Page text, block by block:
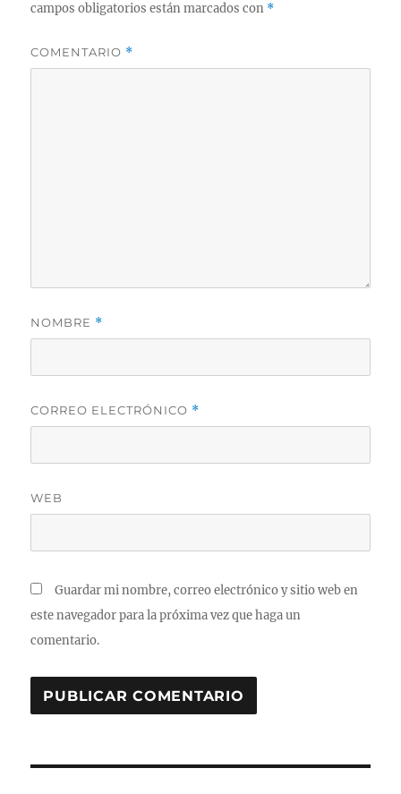
campos obligatorios están marcados con *
COMENTARIO *
NOMBRE *
CORREO ELECTRÓNICO *
WEB
Guardar mi nombre, correo electrónico y sitio web en
este navegador para la próxima vez que haga un
comentario.